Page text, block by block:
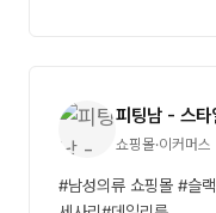
피팅남 - 스타
쇼핑몰·이커머스
#남성의류 쇼핑몰 #슬